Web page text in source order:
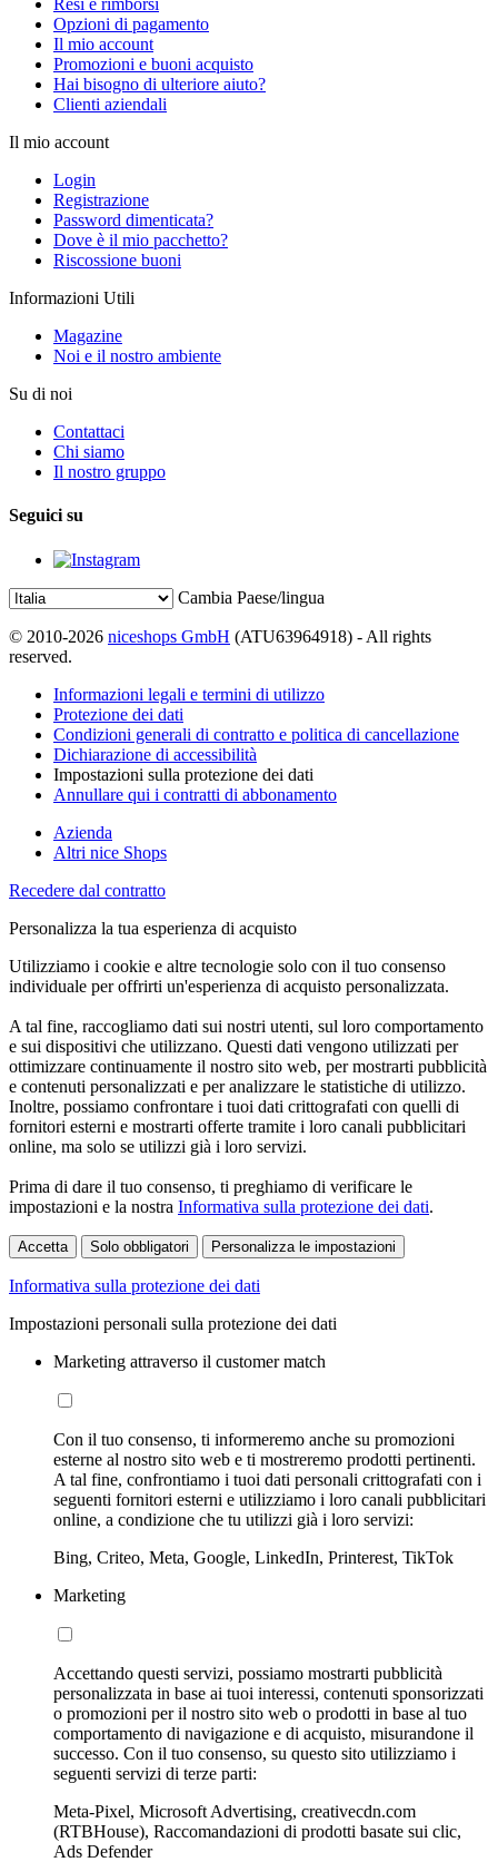
Resi e rimborsi
Opzioni di pagamento
Il mio account
Promozioni e buoni acquisto
Hai bisogno di ulteriore aiuto?
Clienti aziendali
Il mio account
Login
Registrazione
Password dimenticata?
Dove è il mio pacchetto?
Riscossione buoni
Informazioni Utili
Magazine
Noi e il nostro ambiente
Su di noi
Contattaci
Chi siamo
Il nostro gruppo
Seguici su
Cambia Paese/lingua
© 2010-2026 niceshops GmbH (ATU63964918) - All rights
reserved.
Informazioni legali e termini di utilizzo
Protezione dei dati
Condizioni generali di contratto e politica di cancellazione
Dichiarazione di accessibilità
Impostazioni sulla protezione dei dati
Annullare qui i contratti di abbonamento
Azienda
Altri nice Shops
Recedere dal contratto
Personalizza la tua esperienza di acquisto
Utilizziamo i cookie e altre tecnologie solo con il tuo consenso
individuale per offrirti un'esperienza di acquisto personalizzata.
A tal fine, raccogliamo dati sui nostri utenti, sul loro comportamento
e sui dispositivi che utilizzano. Questi dati vengono utilizzati per
ottimizzare continuamente il nostro sito web, per mostrarti pubblicità
e contenuti personalizzati e per analizzare le statistiche di utilizzo.
Inoltre, possiamo confrontare i tuoi dati crittografati con quelli di
fornitori esterni e mostrarti offerte tramite i loro canali pubblicitari
online, ma solo se utilizzi già i loro servizi.
Prima di dare il tuo consenso, ti preghiamo di verificare le
impostazioni e la nostra Informativa sulla protezione dei dati.
Accetta Solo obbligatori Personalizza le impostazioni
Informativa sulla protezione dei dati
Impostazioni personali sulla protezione dei dati
Marketing attraverso il customer match
Con il tuo consenso, ti informeremo anche su promozioni
esterne al nostro sito web e ti mostreremo prodotti pertinenti.
A tal fine, confrontiamo i tuoi dati personali crittografati con i
seguenti fornitori esterni e utilizziamo i loro canali pubblicitari
online, a condizione che tu utilizzi già i loro servizi:
Bing, Criteo, Meta, Google, LinkedIn, Printerest, TikTok
Marketing
Accettando questi servizi, possiamo mostrarti pubblicità
personalizzata in base ai tuoi interessi, contenuti sponsorizzati
o promozioni per il nostro sito web o prodotti in base al tuo
comportamento di navigazione e di acquisto, misurandone il
successo. Con il tuo consenso, su questo sito utilizziamo i
seguenti servizi di terze parti:
Meta-Pixel, Microsoft Advertising, creativecdn.com
(RTBHouse), Raccomandazioni di prodotti basate sui clic,
Ads Defender